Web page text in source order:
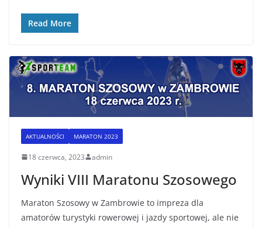
Read More
AKTUALNOŚCI MARATON 2023
18 czerwca, 2023 admin
Wyniki VIII Maratonu Szosowego
Maraton Szosowy w Zambrowie to impreza dla
amatorów turystyki rowerowej i jazdy sportowej, ale nie